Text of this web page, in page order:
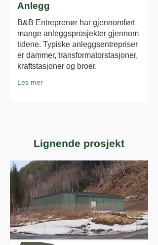
Anlegg
B&B Entreprenør har gjennomført
mange anleggsprosjekter gjennom
tidene. Typiske anleggsentrepriser
er dammer, transformatorstasjoner,
kraftstasjoner og broer.
Les mer
Lignende prosjekt